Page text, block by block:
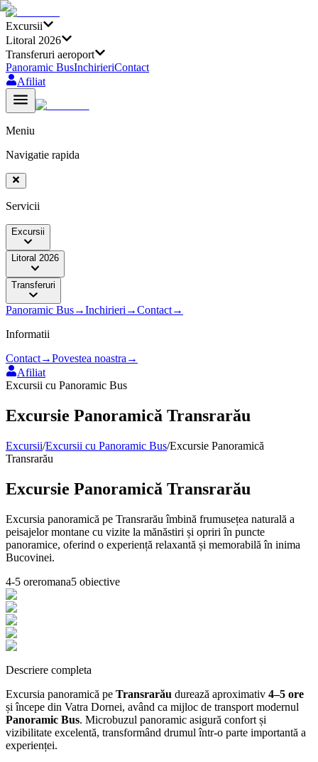
Excursii
Litoral 2026
Transferuri aeroport
Panoramic BusInchirieriContact
Afiliat
Meniu
Navigatie rapida
Servicii
Excursii
Litoral 2026
Transferuri
Panoramic Bus→Inchirieri →Contact→
Informatii
Contact→Povestea noastra →
Afiliat
Excursii cu Panoramic Bus
Excursie Panoramică Transrarău
Excursii/Excursii cu Panoramic Bus/Excursie Panoramică
Transrarău
Excursie Panoramică Transrarău
Excursia panoramică pe Transrarău îmbină frumusețea naturală a
peisajelor montane cu vizite la mănăstiri și opriri în puncte
panoramice, oferind o experiență relaxantă și memorabilă în inima
Bucovinei.
4-5 oreromana5 obiective
Descriere completa
Excursia panoramică pe Transrarău durează aproximativ 4–5 ore
și începe din Vatra Dornei, având ca mijloc de transport modernul
Panoramic Bus. Microbuzul panoramic asigură confort și
vizibilitate excelentă, transformând drumul într-o parte importantă a
experienței.